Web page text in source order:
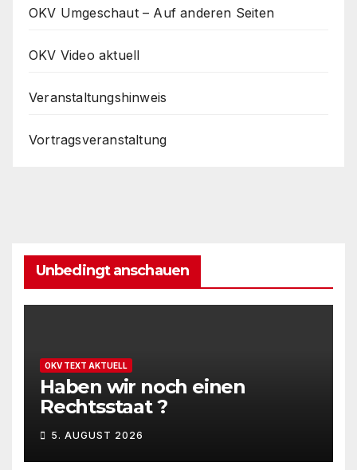
OKV Umgeschaut – Auf anderen Seiten
OKV Video aktuell
Veranstaltungshinweis
Vortragsveranstaltung
Unbedingt anschauen
OKV TEXT AKTUELL
Haben wir noch einen
Rechtsstaat ?
5. AUGUST 2026